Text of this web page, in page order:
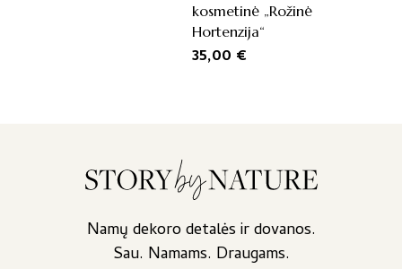
kosmetinė „Rožinė
Hortenzija“
35,00 €
Namų dekoro detalės ir dovanos.
Sau. Namams. Draugams.